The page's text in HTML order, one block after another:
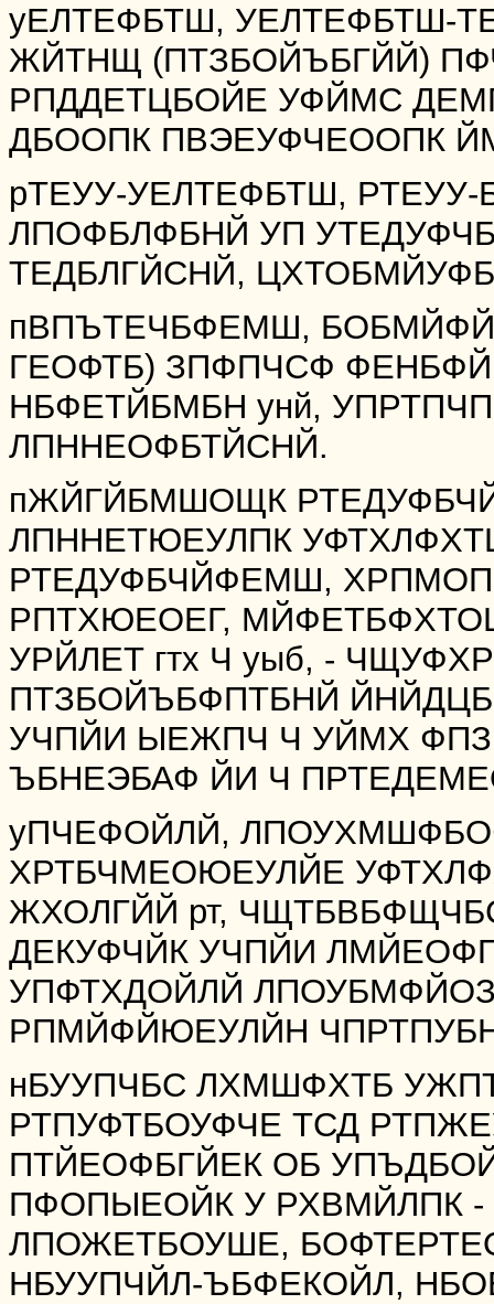
уЕЛТЕФБТШ, УЕЛТЕФБТШ-
ЖЙТНЩ (ПТЗБОЙЪБГЙЙ)
РПДДЕТЦБОЙЕ УФЙМС
ДБООПК ПВЭЕУФЧЕООПК
рТЕУУ-УЕЛТЕФБТШ,
ЛПОФБЛФБНЙ УП
ТЕДБЛГЙСНЙ,
пВПЪТЕЧБФЕМШ,
ГЕОФТБ) ЗПФПЧСФ
НБФЕТЙБМБН унй,
ЛПННЕОФБТЙСНЙ.
пЖЙГЙБМШОЩК
ЛПННЕТЮЕУЛПК
РТЕДУФБЧЙФЕМШ,
РПТХЮЕОЕГ,
УРЙЛЕТ гтх Ч уыб, -
ПТЗБОЙЪБФПТБНЙ
УЧПЙИ ЫЕЖПЧ Ч УЙМХ
ЪБНЕЭБАФ ЙИ Ч
уПЧЕФОЙЛЙ,
ХРТБЧМЕОЮЕУЛЙЕ
ЖХОЛГЙЙ рт,
ДЕКУФЧЙК УЧПЙИ
УПФТХДОЙЛЙ
РПМЙФЙЮЕУЛЙН
нБУУПЧБС ЛХМШФХТБ
РТПУФТБОУФЧЕ ТСД
ПТЙЕОФБГЙЕК ОБ
ПФОПЫЕОЙК У РХВМЙЛПК
ЛПОЖЕТБОУШЕ,
НБУУПЧЙЛ-ЪБФЕКОЙЛ,